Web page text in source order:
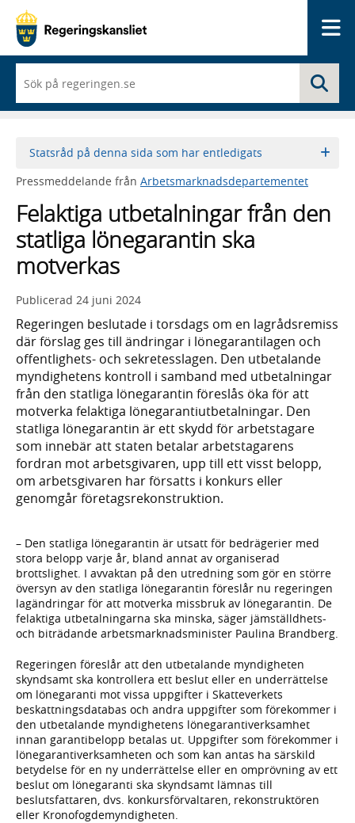
du
börjar
skriva
framträder
lista
med
sökförslag
Statsråd på denna sida som har entledigats
Pressmeddelande från Arbetsmarknadsdepartementet
Felaktiga utbetalningar från den
statliga lönegarantin ska
motverkas
Publicerad 24 juni 2024
Regeringen beslutade i torsdags om en lagrådsremiss
där förslag ges till ändringar i lönegarantilagen och
offentlighets- och sekretesslagen. Den utbetalande
myndighetens kontroll i samband med utbetalningar
från den statliga lönegarantin föreslås öka för att
motverka felaktiga lönegarantiutbetalningar. Den
statliga lönegarantin är ett skydd för arbetstagare
som innebär att staten betalar arbetstagarens
fordran mot arbetsgivaren, upp till ett visst belopp,
om arbetsgivaren har försatts i konkurs eller
genomgår företagsrekonstruktion.
– Den statliga lönegarantin är utsatt för bedrägerier med
stora belopp varje år, bland annat av organiserad
brottslighet. I avvaktan på den utredning som gör en större
översyn av den statliga lönegarantin föreslår nu regeringen
lagändringar för att motverka missbruk av lönegarantin. De
felaktiga utbetalningarna ska minska, säger jämställdhets-
och biträdande arbetsmarknadsminister Paulina Brandberg.
Regeringen föreslår att den utbetalande myndigheten
skyndsamt ska kontrollera ett beslut eller en underrättelse
om lönegaranti mot vissa uppgifter i Skatteverkets
beskattningsdatabas och andra uppgifter som förekommer i
den utbetalande myndighetens lönegarantiverksamhet
innan garantibelopp betalas ut. Uppgifter som förekommer i
lönegarantiverksamheten och som kan antas ha särskild
betydelse för en ny underrättelse eller en omprövning av ett
beslut om lönegaranti ska skyndsamt lämnas till
beslutsfattaren, dvs. konkursförvaltaren, rekonstruktören
eller Kronofogdemyndigheten.